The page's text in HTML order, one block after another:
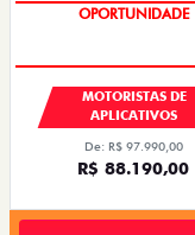
OPORTUNIDADE
MOTORISTAS DE
APLICATIVOS
De: R$ 97.990,00
R$ 88.190,00